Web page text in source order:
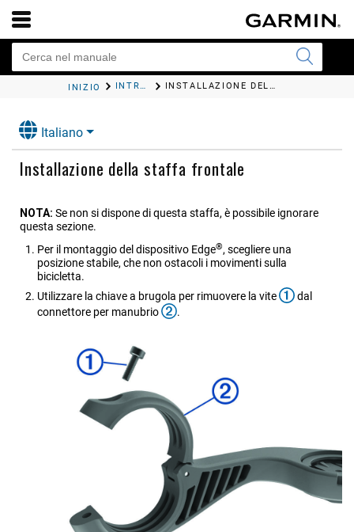
INIZIO INTRODUZIONE INSTALLAZIONE DELLA STAFFA FRONTALE
Italiano
Installazione della staffa frontale
NOTA: Se non si dispone di questa staffa, è possibile ignorare
questa sezione.
Per il montaggio del dispositivo Edge®, scegliere una
posizione stabile, che non ostacoli i movimenti sulla
bicicletta.
Utilizzare la chiave a brugola per rimuovere la vite
dal
connettore per manubrio
.